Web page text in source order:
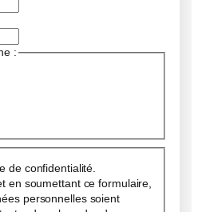
:
de confidentialité.
en soumettant ce formulaire,
personnelles soient